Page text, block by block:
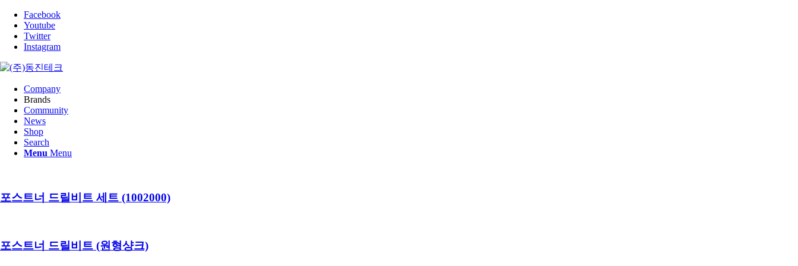
Facebook
Youtube
Twitter
Instagram
Company
Brands
Community
News
Shop
Search
Menu Menu
포스트너 드릴비트 세트 (1002000)
포스트너 드릴비트 (원형샹크)